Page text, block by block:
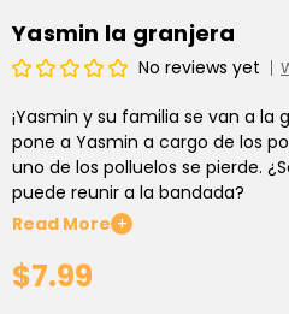
Yasmin la granjera
No reviews yet
¡Yasmin y su familia se van a la
pone a Yasmin a cargo de los
uno de los polluelos se pierde.
puede reunir a la bandada?
Read More +
$7.99